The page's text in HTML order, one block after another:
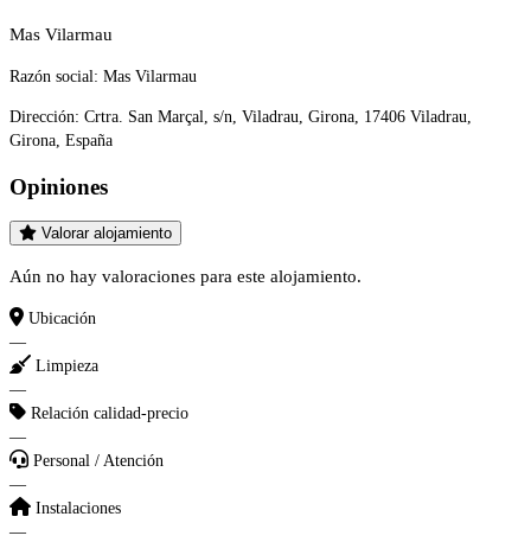
Mas Vilarmau
Razón social: Mas Vilarmau
Dirección: Crtra. San Marçal, s/n, Viladrau, Girona, 17406 Viladrau,
Girona, España
Opiniones
Valorar alojamiento
Aún no hay valoraciones para este alojamiento.
Ubicación
—
Limpieza
—
Relación calidad-precio
—
Personal / Atención
—
Instalaciones
—